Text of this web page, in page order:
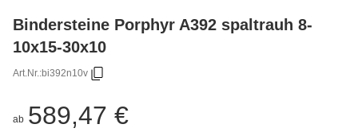
Bindersteine Porphyr A392 spaltrauh 8-
10x15-30x10
Art.Nr.:bi392n10v
ab 589,47 €